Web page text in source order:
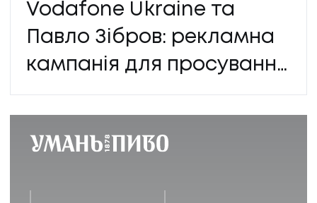
Vodafone Ukraine та
Павло Зібров: рекламна
кампанія для просування
контрактних тарифів в
соцмережах